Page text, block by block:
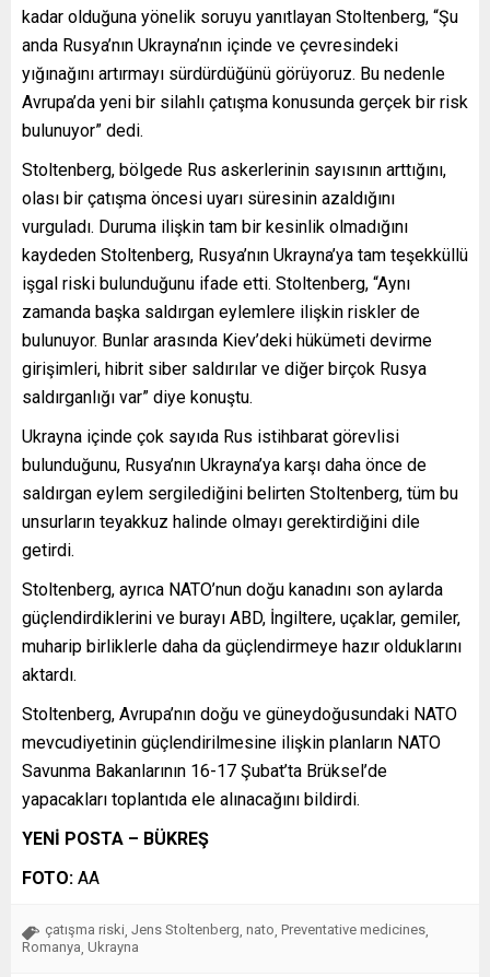
kadar olduğuna yönelik soruyu yanıtlayan Stoltenberg, “Şu
anda Rusya’nın Ukrayna’nın içinde ve çevresindeki
yığınağını artırmayı sürdürdüğünü görüyoruz. Bu nedenle
Avrupa’da yeni bir silahlı çatışma konusunda gerçek bir risk
bulunuyor” dedi.
Stoltenberg, bölgede Rus askerlerinin sayısının arttığını,
olası bir çatışma öncesi uyarı süresinin azaldığını
vurguladı. Duruma ilişkin tam bir kesinlik olmadığını
kaydeden Stoltenberg, Rusya’nın Ukrayna’ya tam teşekküllü
işgal riski bulunduğunu ifade etti. Stoltenberg, “Aynı
zamanda başka saldırgan eylemlere ilişkin riskler de
bulunuyor. Bunlar arasında Kiev’deki hükümeti devirme
girişimleri, hibrit siber saldırılar ve diğer birçok Rusya
saldırganlığı var” diye konuştu.
Ukrayna içinde çok sayıda Rus istihbarat görevlisi
bulunduğunu, Rusya’nın Ukrayna’ya karşı daha önce de
saldırgan eylem sergilediğini belirten Stoltenberg, tüm bu
unsurların teyakkuz halinde olmayı gerektirdiğini dile
getirdi.
Stoltenberg, ayrıca NATO’nun doğu kanadını son aylarda
güçlendirdiklerini ve burayı ABD, İngiltere, uçaklar, gemiler,
muharip birliklerle daha da güçlendirmeye hazır olduklarını
aktardı.
Stoltenberg, Avrupa’nın doğu ve güneydoğusundaki NATO
mevcudiyetinin güçlendirilmesine ilişkin planların NATO
Savunma Bakanlarının 16-17 Şubat’ta Brüksel’de
yapacakları toplantıda ele alınacağını bildirdi.
YENİ POSTA – BÜKREŞ
FOTO: AA
çatışma riski Jens Stoltenberg nato Preventative medicines
Romanya Ukrayna